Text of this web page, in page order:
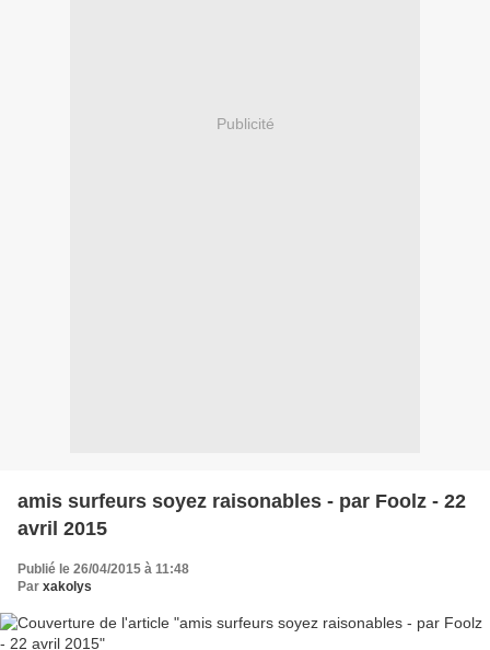
Publicité
amis surfeurs soyez raisonables - par Foolz - 22
avril 2015
Publié le 26/04/2015 à 11:48
Par xakolys